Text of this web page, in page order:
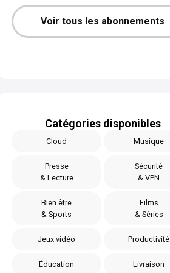
Voir tous les abonnements
Catégories disponibles
Cloud Musique
Presse
& Lecture
Sécurité
& VPN
Bien être
& Sports
Films
& Séries
Jeux vidéo Productivité
Éducation Livraison